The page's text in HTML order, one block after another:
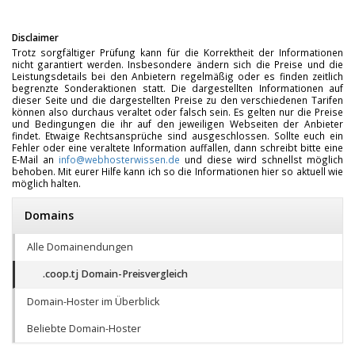
Disclaimer
Trotz sorgfältiger Prüfung kann für die Korrektheit der Informationen
nicht garantiert werden. Insbesondere ändern sich die Preise und die
Leistungsdetails bei den Anbietern regelmäßig oder es finden zeitlich
begrenzte Sonderaktionen statt. Die dargestellten Informationen auf
dieser Seite und die dargestellten Preise zu den verschiedenen Tarifen
können also durchaus veraltet oder falsch sein. Es gelten nur die Preise
und Bedingungen die ihr auf den jeweiligen Webseiten der Anbieter
findet. Etwaige Rechtsansprüche sind ausgeschlossen. Sollte euch ein
Fehler oder eine veraltete Information auffallen, dann schreibt bitte eine
E-Mail an info@webhosterwissen.de und diese wird schnellst möglich
behoben. Mit eurer Hilfe kann ich so die Informationen hier so aktuell wie
möglich halten.
Domains
Alle Domainendungen
.coop.tj Domain-Preisvergleich
Domain-Hoster im Überblick
Beliebte Domain-Hoster